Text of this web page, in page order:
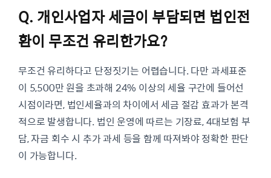
Q. 개인사업자 세금이 부담되면 법인전
환이 무조건 유리한가요?
무조건 유리하다고 단정짓기는 어렵습니다. 다만 과세표준
이 5,500만 원을 초과해 24% 이상의 세율 구간에 들어선
시점이라면, 법인세율과의 차이에서 세금 절감 효과가 본격
적으로 발생합니다. 법인 운영에 따르는 기장료, 4대보험 부
담, 자금 회수 시 추가 과세 등을 함께 따져봐야 정확한 판단
이 가능합니다.